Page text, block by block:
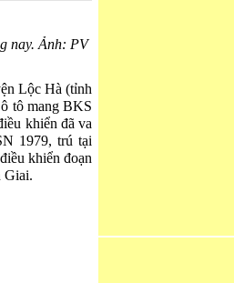
nay. Ảnh: PV
Lộc Hà (tỉnh
tô mang BKS
khiển đã va
1979, trú tại
khiển đoạn
Giai.